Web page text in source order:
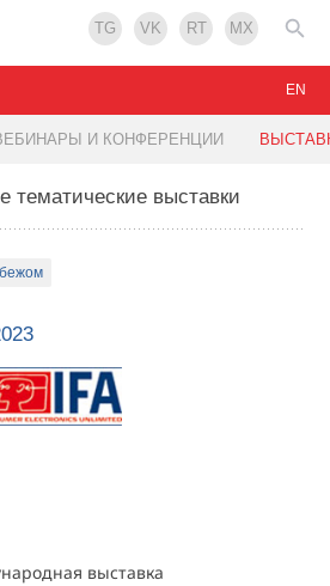
TG VK RT MX
И КОНФЕРЕНЦИИ
EN
тематические выставки
выставка